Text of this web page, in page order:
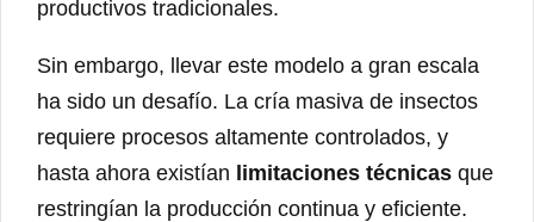
productivos tradicionales.
Sin embargo, llevar este modelo a gran escala
ha sido un desafío. La cría masiva de insectos
requiere procesos altamente controlados, y
hasta ahora existían limitaciones técnicas que
restringían la producción continua y eficiente.